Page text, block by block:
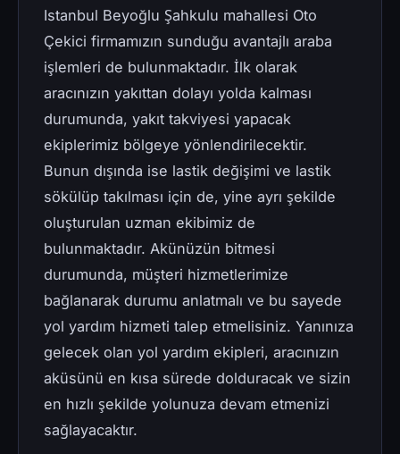
Istanbul Beyoğlu Şahkulu mahallesi Oto
Çekici firmamızın sunduğu avantajlı araba
işlemleri de bulunmaktadır. İlk olarak
aracınızın yakıttan dolayı yolda kalması
durumunda, yakıt takviyesi yapacak
ekiplerimiz bölgeye yönlendirilecektir.
Bunun dışında ise lastik değişimi ve lastik
sökülüp takılması için de, yine ayrı şekilde
oluşturulan uzman ekibimiz de
bulunmaktadır. Akünüzün bitmesi
durumunda, müşteri hizmetlerimize
bağlanarak durumu anlatmalı ve bu sayede
yol yardım hizmeti talep etmelisiniz. Yanınıza
gelecek olan yol yardım ekipleri, aracınızın
aküsünü en kısa sürede dolduracak ve sizin
en hızlı şekilde yolunuza devam etmenizi
sağlayacaktır.